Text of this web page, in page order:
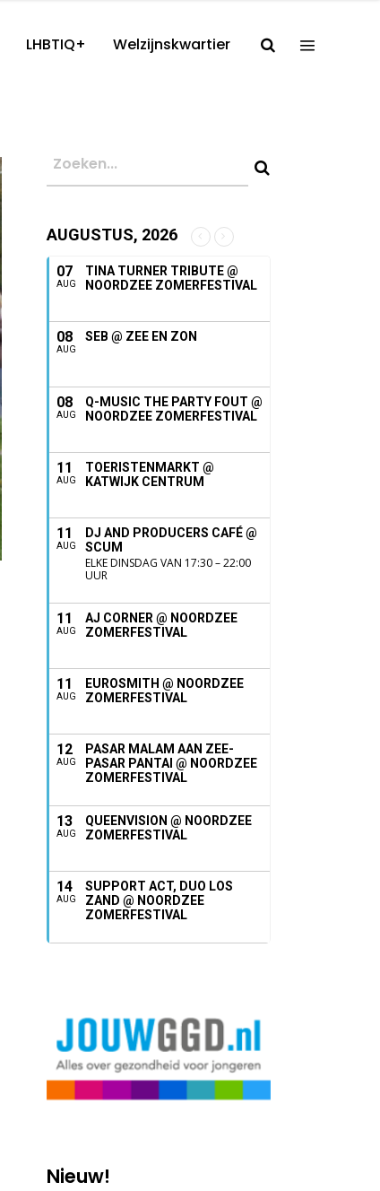
LHBTIQ+ Welzijnskwartier
AUGUSTUS, 2026
07
AUG
TINA TURNER TRIBUTE @
NOORDZEE ZOMERFESTIVAL
08
AUG
SEB @ ZEE EN ZON
08
AUG
Q-MUSIC THE PARTY FOUT @
NOORDZEE ZOMERFESTIVAL
11
AUG
TOERISTENMARKT @
KATWIJK CENTRUM
11
AUG
DJ AND PRODUCERS CAFÉ @
SCUM
ELKE DINSDAG VAN 17:30 – 22:00
UUR
11
AUG
AJ CORNER @ NOORDZEE
ZOMERFESTIVAL
11
AUG
EUROSMITH @ NOORDZEE
ZOMERFESTIVAL
12
AUG
PASAR MALAM AAN ZEE-
PASAR PANTAI @ NOORDZEE
ZOMERFESTIVAL
13
AUG
QUEENVISION @ NOORDZEE
ZOMERFESTIVAL
14
AUG
SUPPORT ACT, DUO LOS
ZAND @ NOORDZEE
ZOMERFESTIVAL
Nieuw!